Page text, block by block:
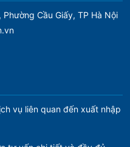
Cầu Giấy, TP Hà Nội
vụ liên quan đến xuất nhập